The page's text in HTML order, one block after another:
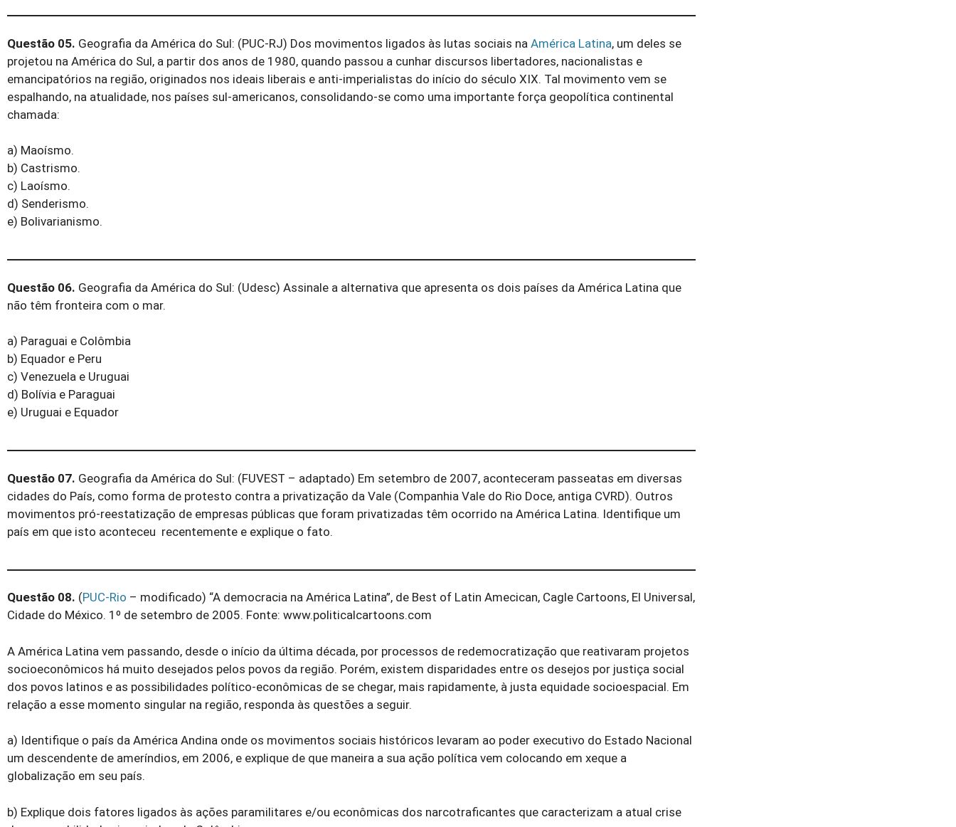
Questão 05. Geografia da América do Sul: (PUC-RJ) Dos movimentos ligados às lutas sociais na América Latina, um deles se
projetou na América do Sul, a partir dos anos de 1980, quando passou a cunhar discursos libertadores, nacionalistas e
emancipatórios na região, originados nos ideais liberais e anti-imperialistas do início do século XIX. Tal movimento vem se
espalhando, na atualidade, nos países sul-americanos, consolidando-se como uma importante força geopolítica continental
chamada:
a) Maoísmo.
b) Castrismo.
c) Laoísmo.
d) Senderismo.
e) Bolivarianismo.
Questão 06. Geografia da América do Sul: (Udesc) Assinale a alternativa que apresenta os dois países da América Latina que
não têm fronteira com o mar.
a) Paraguai e Colômbia
b) Equador e Peru
c) Venezuela e Uruguai
d) Bolívia e Paraguai
e) Uruguai e Equador
Questão 07. Geografia da América do Sul: (FUVEST – adaptado) Em setembro de 2007, aconteceram passeatas em diversas
cidades do País, como forma de protesto contra a privatização da Vale (Companhia Vale do Rio Doce, antiga CVRD). Outros
movimentos pró-reestatização de empresas públicas que foram privatizadas têm ocorrido na América Latina. Identifique um
país em que isto aconteceu recentemente e explique o fato.
Questão 08. (PUC-Rio – modificado) “A democracia na América Latina”, de Best of Latin Amecican, Cagle Cartoons, El Universal,
Cidade do México. 1º de setembro de 2005. Fonte: www.politicalcartoons.com
A América Latina vem passando, desde o início da última década, por processos de redemocratização que reativaram projetos
socioeconômicos há muito desejados pelos povos da região. Porém, existem disparidades entre os desejos por justiça social
dos povos latinos e as possibilidades político-econômicas de se chegar, mais rapidamente, à justa equidade socioespacial. Em
relação a esse momento singular na região, responda às questões a seguir.
a) Identifique o país da América Andina onde os movimentos sociais históricos levaram ao poder executivo do Estado Nacional
um descendente de ameríndios, em 2006, e explique de que maneira a sua ação política vem colocando em xeque a
globalização em seu país.
b) Explique dois fatores ligados às ações paramilitares e/ou econômicas dos narcotraficantes que caracterizam a atual crise